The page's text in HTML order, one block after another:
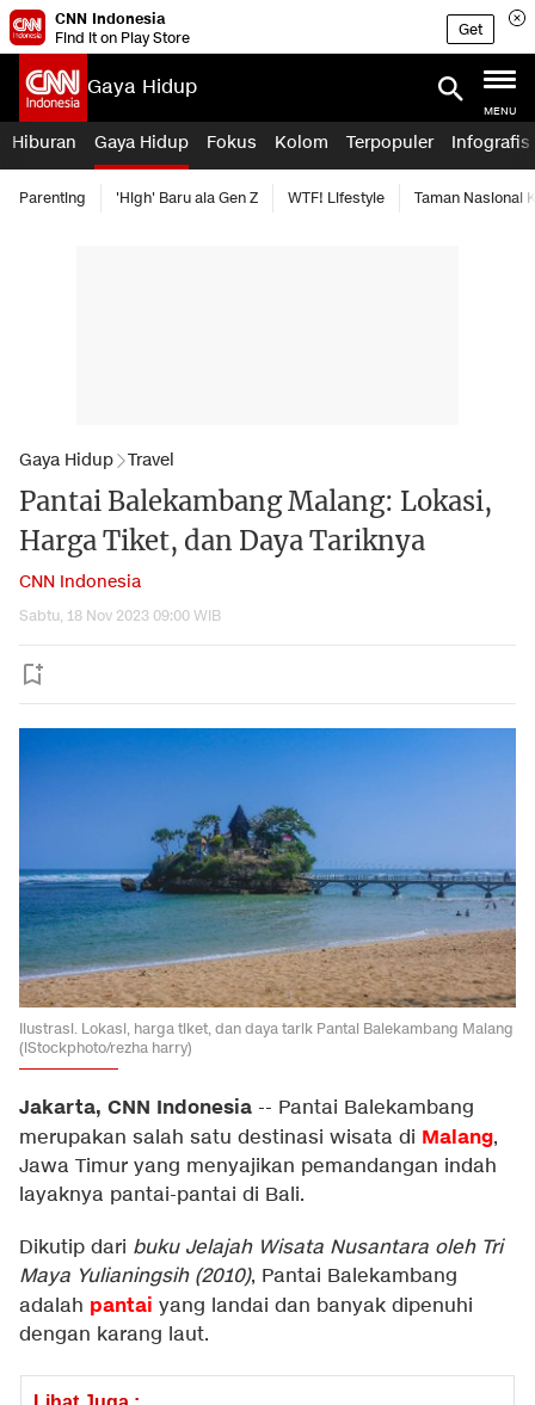
CNN Indonesia
Find it on Play Store
Get
Gaya Hidup
MENU
Hiburan Gaya Hidup Fokus Kolom Terpopuler Infografis
Parenting 'High' Baru ala Gen Z WTF! Lifestyle Taman Nasional
Gaya Hidup Travel
Pantai Balekambang Malang: Lokasi,
Harga Tiket, dan Daya Tariknya
CNN Indonesia
Sabtu, 18 Nov 2023 09:00 WIB
Ilustrasi. Lokasi, harga tiket, dan daya tarik Pantai Balekambang Malang
(iStockphoto/rezha harry)
Jakarta, CNN Indonesia -- Pantai Balekambang
merupakan salah satu destinasi wisata di Malang,
Jawa Timur yang menyajikan pemandangan indah
layaknya pantai-pantai di Bali.
Dikutip dari buku Jelajah Wisata Nusantara oleh Tri
Maya Yulianingsih (2010), Pantai Balekambang
adalah pantai yang landai dan banyak dipenuhi
dengan karang laut.